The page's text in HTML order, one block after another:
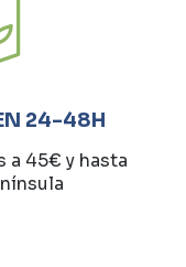
24-48H
a 45€ y hasta